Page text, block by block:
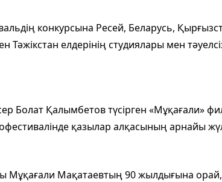
конкурсына Ресей, Беларусь,
Тәжікстан елдерінің студиялары мен
Болат Қалымбетов түсірген «Мұқағали»
қазылар алқасының арнайы
Мұқағали Мақатаевтың 90 жылдығына